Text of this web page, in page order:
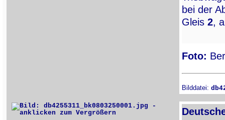
bei der
Gleis 2,
Foto:
Bilddatei: